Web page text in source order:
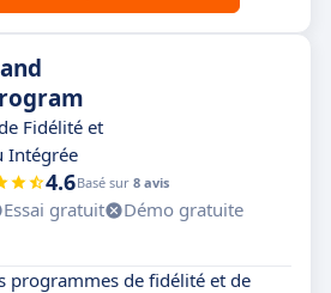
Fidélité et
Intégrée
4.6Basé sur 8 avis
Essai gratuit
Démo gratuite
programmes de fidélité et de